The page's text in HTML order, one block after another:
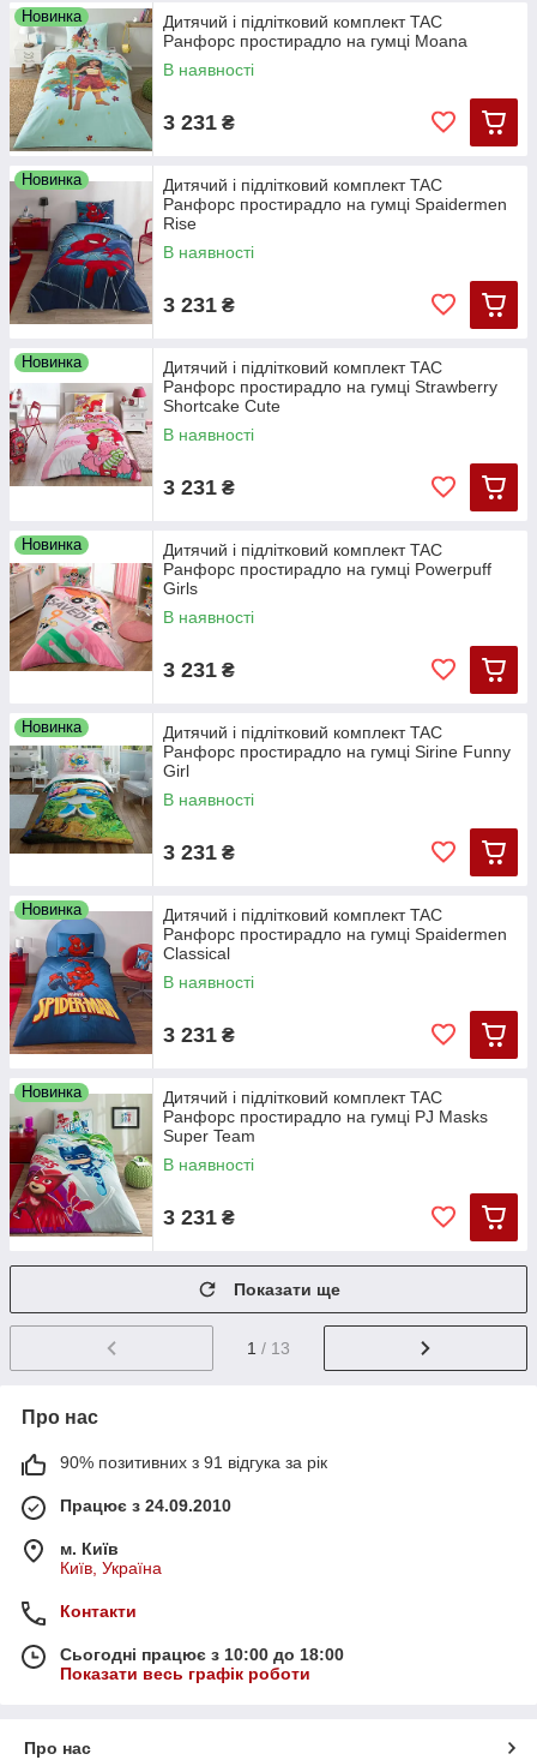
Новинка
Дитячий і підлітковий комплект TAC
Ранфорс простирадло на гумці Moana
В наявності
3 231 ₴
Новинка
Дитячий і підлітковий комплект TAC
Ранфорс простирадло на гумці Spaidermen
Rise
В наявності
3 231 ₴
Новинка
Дитячий і підлітковий комплект TAC
Ранфорс простирадло на гумці Strawberry
Shortcake Cute
В наявності
3 231 ₴
Новинка
Дитячий і підлітковий комплект TAC
Ранфорс простирадло на гумці Powerpuff
Girls
В наявності
3 231 ₴
Новинка
Дитячий і підлітковий комплект TAC
Ранфорс простирадло на гумці Sirine Funny
Girl
В наявності
3 231 ₴
Новинка
Дитячий і підлітковий комплект TAC
Ранфорс простирадло на гумці Spaidermen
Classical
В наявності
3 231 ₴
Новинка
Дитячий і підлітковий комплект TAC
Ранфорс простирадло на гумці PJ Masks
Super Team
В наявності
3 231 ₴
Показати ще
1 / 13
Про нас
90% позитивних з 91 відгука за рік
Працює з 24.09.2010
м. Київ
Київ, Україна
Контакти
Сьогодні працює з 10:00 до 18:00
Показати весь графік роботи
Про нас